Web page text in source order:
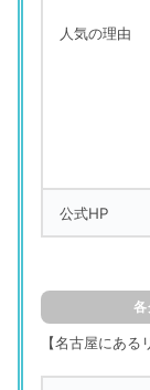
人気の理由
公式HP
各
評判の良い口
リゼクリニッ
【名古屋にある